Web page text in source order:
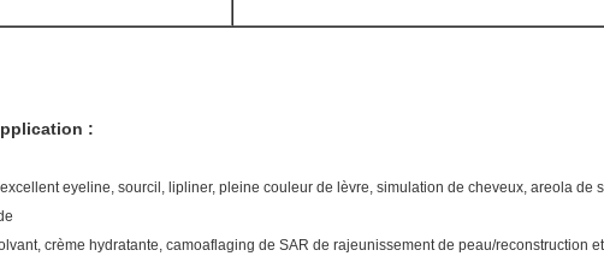
:
eyeline, sourcil, lipliner, pleine couleur de lèvre, simulation de cheveux, areola de
crème hydratante, camoaflaging de SAR de rajeunissement de peau/reconstruction